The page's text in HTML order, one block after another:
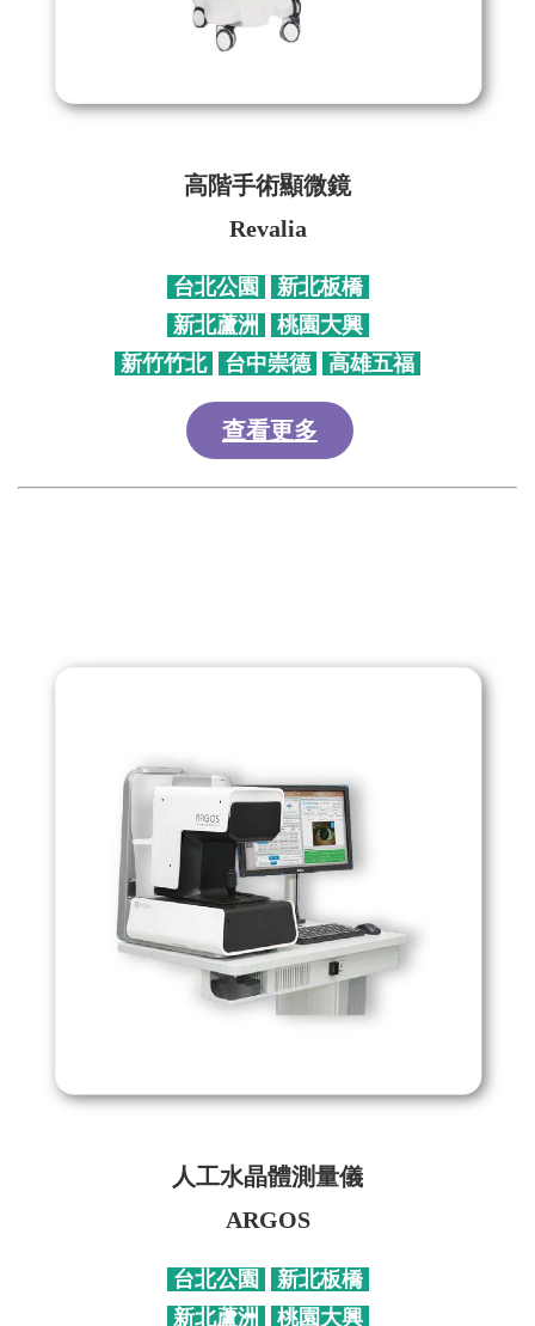
高階手術顯微鏡
Revalia
台北公園
新北板橋
新北蘆洲
桃園大興
新竹竹北
台中崇德 高雄五福
查看更多
人工水晶體測量儀
ARGOS
台北公園
新北板橋
新北蘆洲
桃園大興